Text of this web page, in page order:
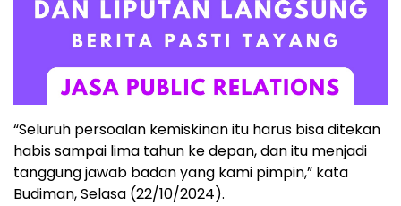
“Seluruh persoalan kemiskinan itu harus bisa ditekan
habis sampai lima tahun ke depan, dan itu menjadi
tanggung jawab badan yang kami pimpin,” kata
Budiman, Selasa (22/10/2024).